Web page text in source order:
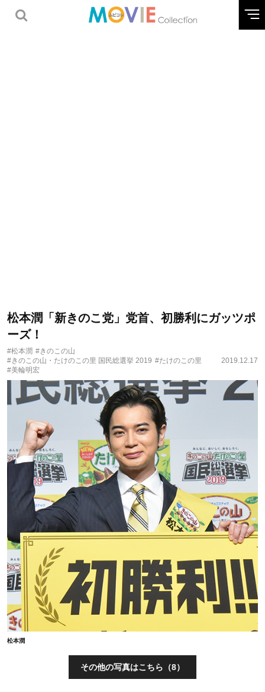
松本潤「新きのこ党」党首、初勝利にガッツポ
ーズ！
#松本潤 #きのこの山
#きのこの山・たけのこの里 国民総選挙 2019 #たけのこの里
#美輪明宏
2019.12.17
松本潤
その他の写真はこちら（8）